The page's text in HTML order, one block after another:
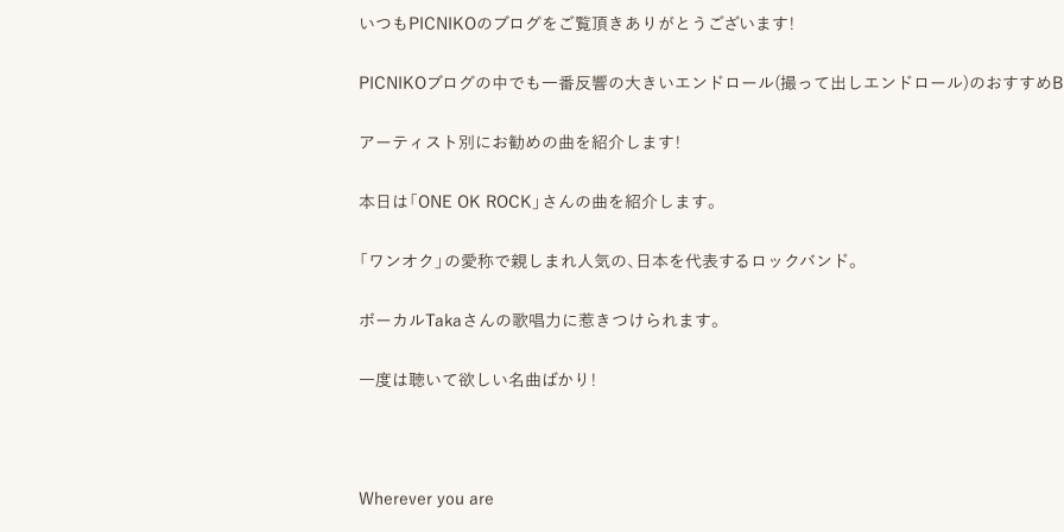
いつもPICNIKOのブログをご覧頂きありがとうございます！
PICNIKOブログの中でも一番反響の大きいエンドロール(撮って出しエンドロール)のおすすめ
アーティスト別にお勧めの曲を紹介します！
本日は「ONE OK ROCK」さんの曲を紹介します。
「ワンオク」の愛称で親しまれ人気の、日本を代表するロックバンド。
ボーカルTakaさんの歌唱力に惹きつけられます。
一度は聴いて欲しい名曲ばかり！
Wherever you are